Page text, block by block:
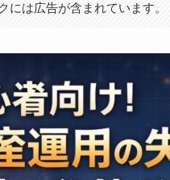
には広告が含まれています。